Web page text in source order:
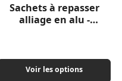
Sachets à repasser
alliage en alu -
Voir les options